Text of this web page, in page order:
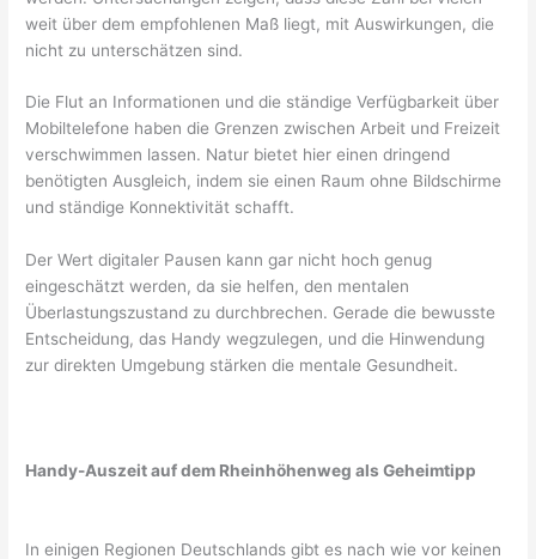
weit über dem empfohlenen Maß liegt, mit Auswirkungen, die
nicht zu unterschätzen sind.
Die Flut an Informationen und die ständige Verfügbarkeit über
Mobiltelefone haben die Grenzen zwischen Arbeit und Freizeit
verschwimmen lassen. Natur bietet hier einen dringend
benötigten Ausgleich, indem sie einen Raum ohne Bildschirme
und ständige Konnektivität schafft.
Der Wert digitaler Pausen kann gar nicht hoch genug
eingeschätzt werden, da sie helfen, den mentalen
Überlastungszustand zu durchbrechen. Gerade die bewusste
Entscheidung, das Handy wegzulegen, und die Hinwendung
zur direkten Umgebung stärken die mentale Gesundheit.
Handy-Auszeit auf dem Rheinhöhenweg als Geheimtipp
In einigen Regionen Deutschlands gibt es nach wie vor keinen